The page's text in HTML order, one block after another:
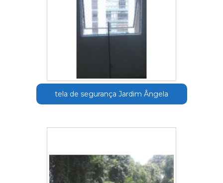
tela de segurança Jardim Ângela